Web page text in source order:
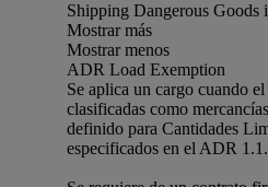
Shipping Dangerous Goods
Mostrar más
Mostrar menos
ADR Load Exemption
Se aplica un cargo cuando
clasificadas como
definido para Cantidades
especificados en el ADR